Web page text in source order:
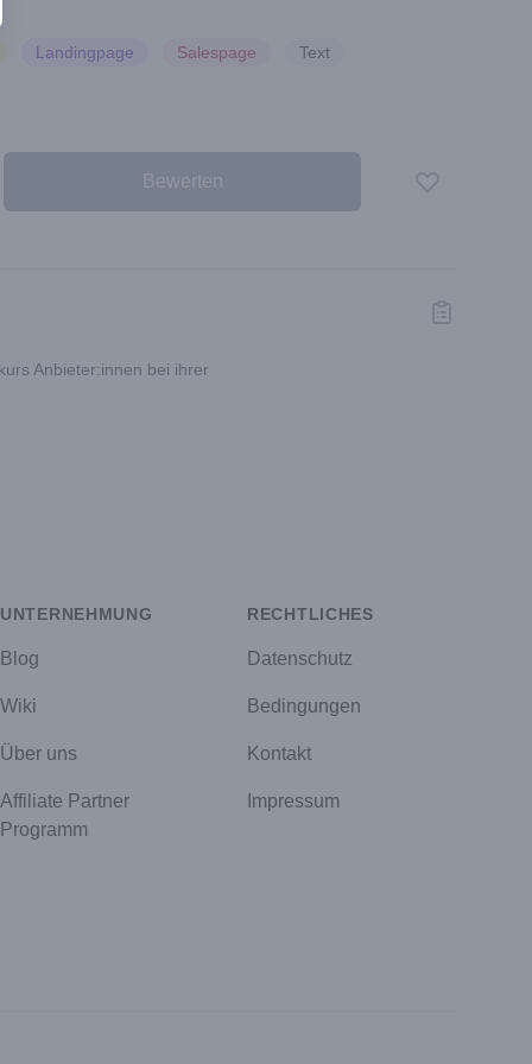
Landingpage Salespage
Text
Bewerten
Empfehlen...
Anbieter:innen bei ihrer
UNTERNEHMUNG
Blog
Wiki
Über uns
Affiliate Partner
Programm
RECHTLICHES
Datenschutz
Bedingungen
Kontakt
Impressum